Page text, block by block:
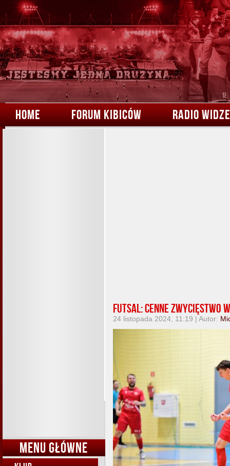
HOME FORUM KIBICÓW RADIO
MENU GŁÓWNE
Futsal: Cenne zwycięstwo
24 listopada 2024, 11:19 | Autor: